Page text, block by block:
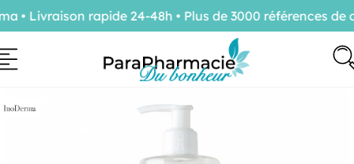
Livraison rapide 24-48h • Plus de 3000 références de